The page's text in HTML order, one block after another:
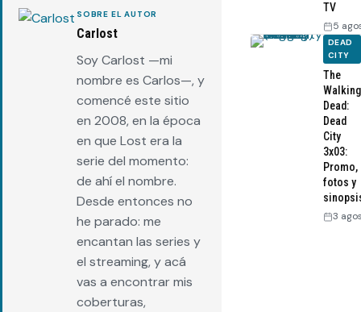
SOBRE EL AUTOR
Carlost
Soy Carlost —mi
nombre es Carlos—, y
comencé este sitio
en 2008, en la época
en que Lost era la
serie del momento:
de ahí el nombre.
Desde entonces no
he parado: me
encantan las series y
el streaming, y acá
vas a encontrar mis
coberturas,
TV
5
DEAD
CITY
The
Walking
Dead:
Dead
City
3x03:
Promo,
fotos y
3